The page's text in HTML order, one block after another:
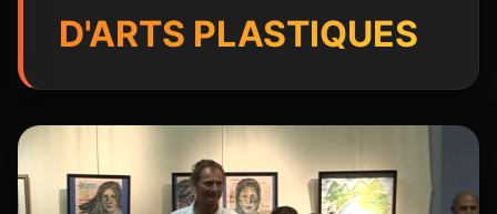
D'ARTS PLASTIQUES